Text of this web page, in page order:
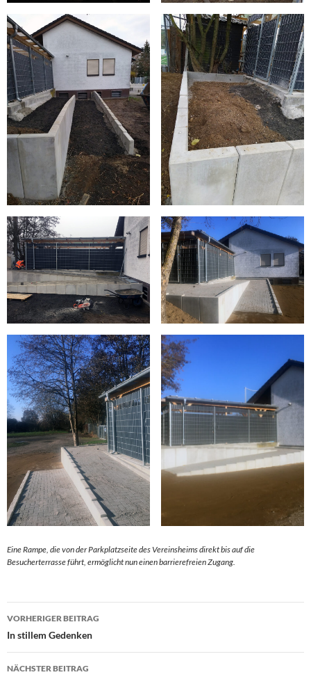
Eine Rampe, die von der Parkplatzseite des Vereinsheims direkt bis auf die
Besucherterrasse führt, ermöglicht nun einen barrierefreien Zugang.
Beitragsnavigation
VORHERIGER BEITRAG
In stillem Gedenken
NÄCHSTER BEITRAG